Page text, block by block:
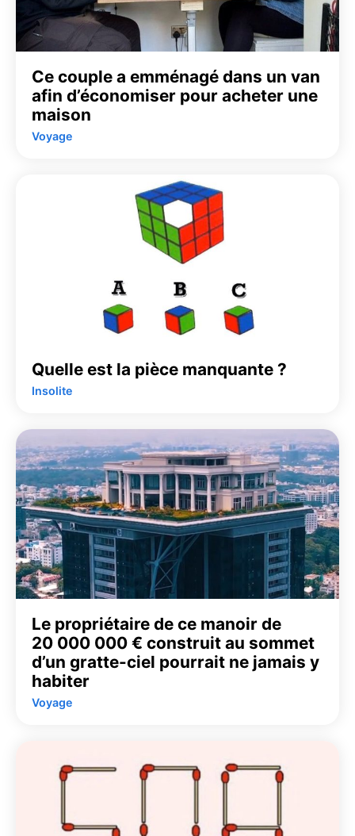
Ce couple a emménagé dans un van
afin d’économiser pour acheter une
maison
Voyage
Quelle est la pièce manquante ?
Insolite
Le propriétaire de ce manoir de
20 000 000 € construit au sommet
d’un gratte-ciel pourrait ne jamais y
habiter
Voyage